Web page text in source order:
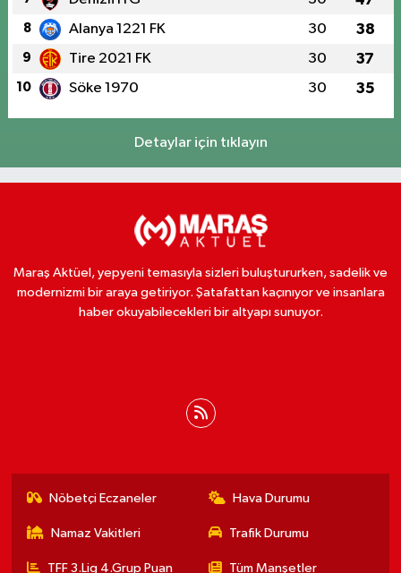
8 Alanya 1221 FK 30 38
9 Tire 2021 FK 30 37
10 Söke 1970 30 35
Detaylar için tıklayın
Maraş Aktüel, yepyeni temasıyla sizleri buluştururken, sadelik ve
modernizmi bir araya getiriyor. Şatafattan kaçınıyor ve insanlara
haber okuyabilecekleri bir altyapı sunuyor.
Nöbetçi Eczaneler Hava Durumu
Namaz Vakitleri Trafik Durumu
TFF 3.Lig 4.Grup Puan Tüm Manşetler